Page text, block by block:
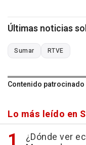
Últimas noticias
Sumar RTVE
Contenido patrocinado
Lo más leído en
¿Dónde ver